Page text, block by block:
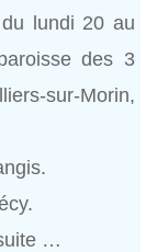
lundi 20 au
des 3
sur-Morin,
…